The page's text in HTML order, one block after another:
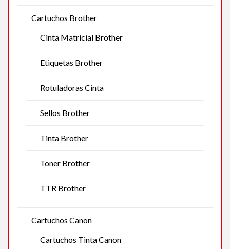
Cartuchos Brother
Cinta Matricial Brother
Etiquetas Brother
Rotuladoras Cinta
Sellos Brother
Tinta Brother
Toner Brother
TTR Brother
Cartuchos Canon
Cartuchos Tinta Canon